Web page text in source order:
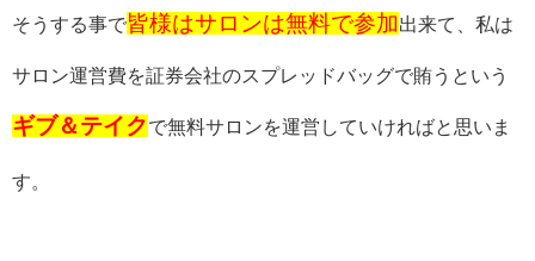
そうする事で皆様はサロンは無料で参加出来て、 私は
サロン運営費を証券会社のスプレッドバッグで賄うという
ギブ＆テイクで無料サロンを運営していければと思いま
す。